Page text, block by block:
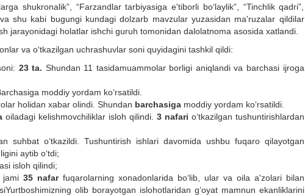
shukronalik”, “Farzandlar tarbiyasiga e'tiborli bo‘laylik”, “Tinchlik qadri”,
va shu kabi bugungi kundagi dolzarb mavzular yuzasidan ma'ruzalar qildilar
jarayonidagi holatlar ishchi guruh tomonidan dalolatnoma asosida xatlandi.
va o‘tkazilgan uchrashuvlar soni quyidagini tashkil qildi:
23 ta. Shundan 11 tasidamuammolar borligi aniqlandi va barchasi ijroga
moddiy yordam ko‘rsatildi.
holidan xabar olindi. Shundan barchasiga moddiy yordam ko‘rsatildi.
oiladagi kelishmovchiliklar isloh qilindi. 3 nafari o‘tkazilgan tushuntirishlardan
suhbat o‘tkazildi. Tushuntirish ishlari davomida ushbu fuqaro qilayotgan
aytib o‘tdi;
isloh qilindi;
jami35 nafarfuqarolarning xonadonlarida bo‘lib, ular va oila a'zolari bilan
olib borayotgan islohotlaridan g‘oyat mamnun ekanliklarini